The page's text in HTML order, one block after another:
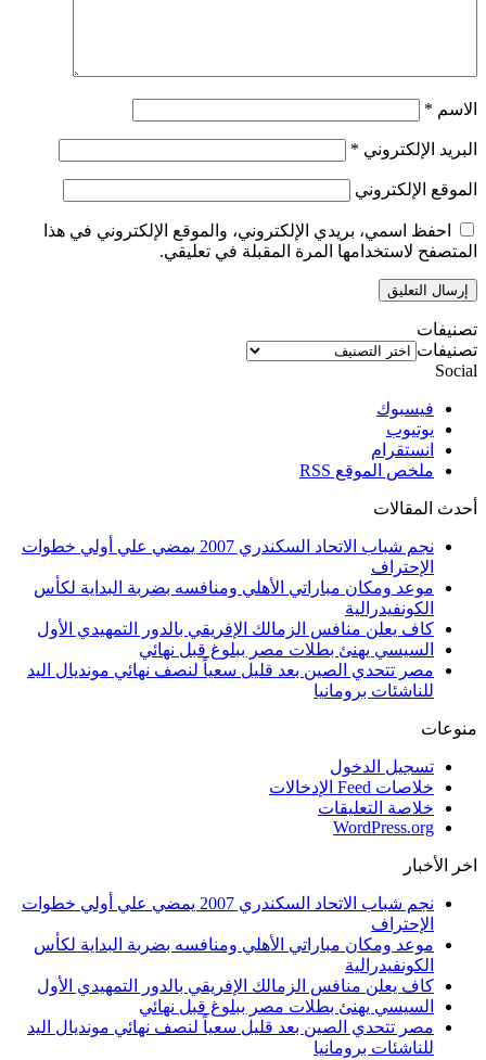
الاسم *
البريد الإلكتروني *
الموقع الإلكتروني
احفظ اسمي، بريدي الإلكتروني، والموقع الإلكتروني في هذا
المتصفح لاستخدامها المرة المقبلة في تعليقي.
تصنيفات
تصنيفات
Social
فيسبوك
يوتيوب
انستقرام
ملخص الموقع RSS
أحدث المقالات
نجم شباب الاتحاد السكندري 2007 يمضي علي أولي خطوات
الإحتراف
موعد ومكان مباراتي الأهلي ومنافسه بضربة البداية لكأس
الكونفيدرالية
كاف يعلن منافس الزمالك الإفريقي بالدور التمهيدي الأول
السيسي يهنئ بطلات مصر ببلوغ قبل نهائي
مصر تتحدي الصين بعد قليل سعياً لنصف نهائي مونديال اليد
للناشئات برومانيا
منوعات
تسجيل الدخول
خلاصات Feed الإدخالات
خلاصة التعليقات
WordPress.org
اخر الأخبار
نجم شباب الاتحاد السكندري 2007 يمضي علي أولي خطوات
الإحتراف
موعد ومكان مباراتي الأهلي ومنافسه بضربة البداية لكأس
الكونفيدرالية
كاف يعلن منافس الزمالك الإفريقي بالدور التمهيدي الأول
السيسي يهنئ بطلات مصر ببلوغ قبل نهائي
مصر تتحدي الصين بعد قليل سعياً لنصف نهائي مونديال اليد
للناشئات برومانيا